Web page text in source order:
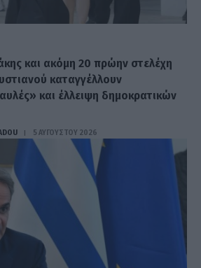
και ακόμη 20 πρώην στελέχη
καταγγέλλουν
και έλλειψη δημοκρατικών
5 ΑΥΓΟΎΣΤΟΥ 2026